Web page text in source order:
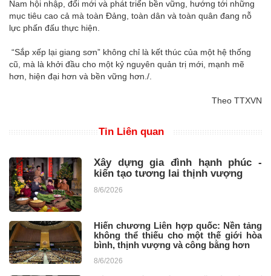
Nam hội nhập, đổi mới và phát triển bền vững, hướng tới những
mục tiêu cao cả mà toàn Đảng, toàn dân và toàn quân đang nỗ
lực phấn đấu thực hiện.
“Sắp xếp lại giang sơn” không chỉ là kết thúc của một hệ thống
cũ, mà là khởi đầu cho một kỷ nguyên quản trị mới, mạnh mẽ
hơn, hiện đại hơn và bền vững hơn./.
Theo TTXVN
Tin Liên quan
Xây dựng gia đình hạnh phúc -
kiến tạo tương lai thịnh vượng
8/6/2026
Hiến chương Liên hợp quốc: Nền tảng
không thể thiếu cho một thế giới hòa
bình, thịnh vượng và công bằng hơn
8/6/2026